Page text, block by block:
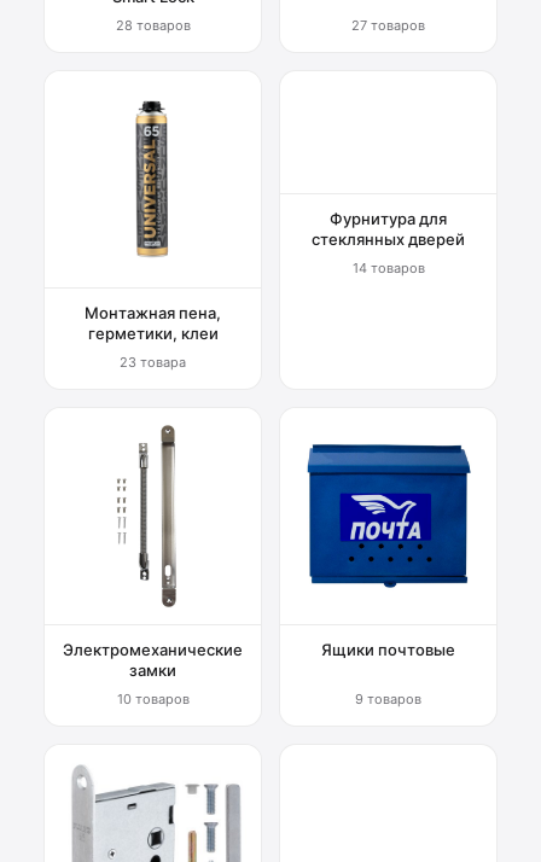
28 товаров 27 товаров
Монтажная пена,
герметики, клеи
23 товара
Фурнитура для
стеклянных дверей
14 товаров
Электромеханические
замки
10 товаров
Ящики почтовые
9 товаров